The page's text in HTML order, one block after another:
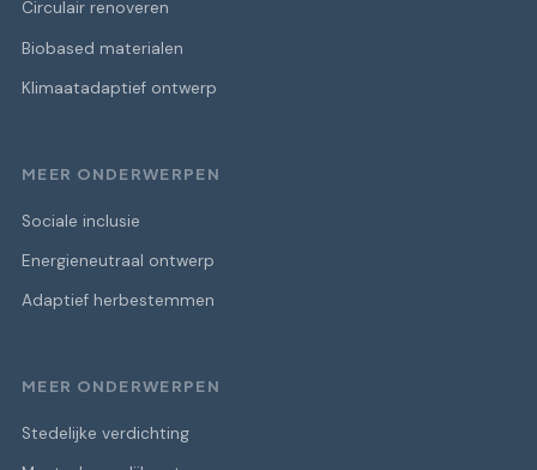
Circulair renoveren
Biobased materialen
Klimaatadaptief ontwerp
MEER ONDERWERPEN
Sociale inclusie
Energieneutraal ontwerp
Adaptief herbestemmen
MEER ONDERWERPEN
Stedelijke verdichting